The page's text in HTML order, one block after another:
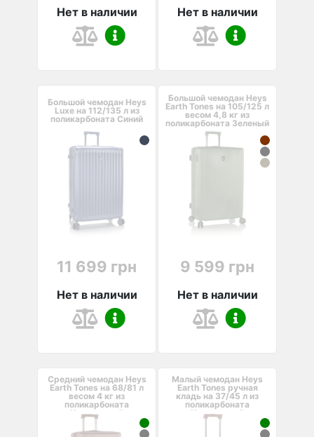
Нет в наличии Нет в наличии
Большой чемодан Heys
Luxe на 112/135 л из
поликарбоната Синий
11 699 грн
Нет в наличии
Большой чемодан Heys
Earth Tones на 105/125 л
весом 4,8 кг из
поликарбоната Зеленый
9 599 грн
Нет в наличии
Средний чемодан Heys
Earth Tones на 68/81 л
весом 4 кг из
поликарбоната
Коричневый
Малый чемодан Heys
Earth Tones ручная
кладь на 37/45 л из
поликарбоната
Коричневый